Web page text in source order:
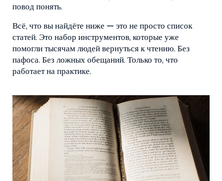
повод понять.
Всё, что вы найдёте ниже — это не просто список
статей. Это набор инструментов, которые уже
помогли тысячам людей вернуться к чтению. Без
пафоса. Без ложных обещаний. Только то, что
работает на практике.